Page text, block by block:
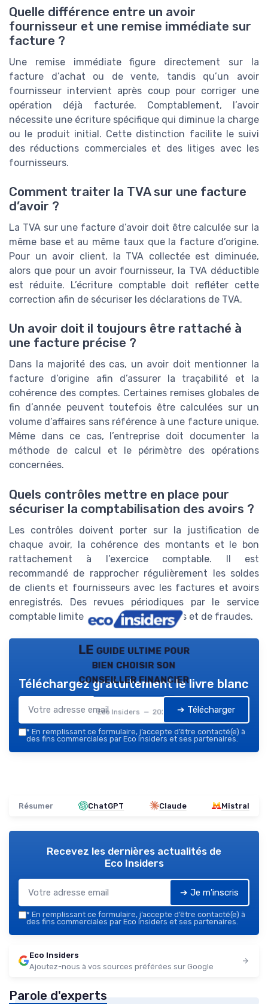
Quelle différence entre un avoir
fournisseur et une remise immédiate sur
facture ?
Une remise immédiate figure directement sur la
facture d’achat ou de vente, tandis qu’un avoir
fournisseur intervient après coup pour corriger une
opération déjà facturée. Comptablement, l’avoir
nécessite une écriture spécifique qui diminue la charge
ou le produit initial. Cette distinction facilite le suivi
des réductions commerciales et des litiges avec les
fournisseurs.
Comment traiter la TVA sur une facture
d’avoir ?
La TVA sur une facture d’avoir doit être calculée sur la
même base et au même taux que la facture d’origine.
Pour un avoir client, la TVA collectée est diminuée,
alors que pour un avoir fournisseur, la TVA déductible
est réduite. L’écriture comptable doit refléter cette
correction afin de sécuriser les déclarations de TVA.
Un avoir doit il toujours être rattaché à
une facture précise ?
Dans la majorité des cas, un avoir doit mentionner la
facture d’origine afin d’assurer la traçabilité et la
cohérence des comptes. Certaines remises globales de
fin d’année peuvent toutefois être calculées sur un
volume d’affaires sans référence à une facture unique.
Même dans ce cas, l’entreprise doit documenter la
méthode de calcul et le périmètre des opérations
concernées.
Quels contrôles mettre en place pour
sécuriser la comptabilisation des avoirs ?
Les contrôles doivent porter sur la justification de
chaque avoir, la cohérence des montants et le bon
rattachement à l’exercice comptable. Il est
recommandé de rapprocher régulièrement les soldes
de clients et fournisseurs avec les factures et avoirs
enregistrés. Des revues périodiques par le service
comptable limitent les risques d’erreurs et de fraudes.
LE guide ultime pour
bien choisir son
conseiller financier
Eco Insiders — 2026
Téléchargez gratuitement le livre blanc
➔ Télécharger
* En remplissant ce formulaire, j’accepte d’être contacté(e) à
des fins commerciales par Eco Insiders et ses partenaires.
Résumer ChatGPT Claude Mistral
Recevez les dernières actualités de
Eco Insiders
➔ Je m'inscris
* En remplissant ce formulaire, j’accepte d’être contacté(e) à
des fins commerciales par Eco Insiders et ses partenaires.
Eco Insiders
Ajoutez-nous à vos sources préférées sur Google
Parole d'experts